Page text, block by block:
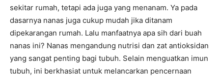
sekitar rumah, tetapi ada juga yang menanam. Ya pada
dasarnya nanas juga cukup mudah jika ditanam
dipekarangan rumah. Lalu manfaatnya apa sih dari buah
nanas ini? Nanas mengandung nutrisi dan zat antioksidan
yang sangat penting bagi tubuh. Selain menguatkan imun
tubuh, ini berkhasiat untuk melancarkan pencernaan